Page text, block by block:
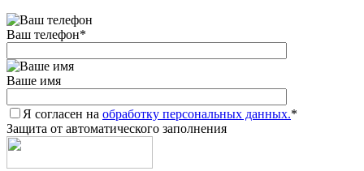
Ваш телефон*
Ваше имя
Я согласен на обработку персональных данных.*
Защита от автоматического заполнения